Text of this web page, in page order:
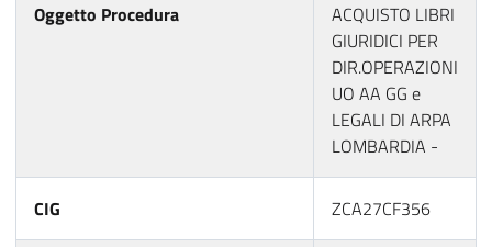
Oggetto Procedura
ACQUISTO LIBRI
GIURIDICI PER
DIR.OPERAZIONI
UO AA GG e
LEGALI DI ARPA
LOMBARDIA -
CIG ZCA27CF356